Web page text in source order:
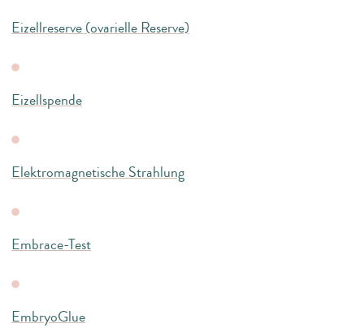
Eizellreserve (ovarielle Reserve)
Eizellspende
Elektromagnetische Strahlung
Embrace-Test
EmbryoGlue